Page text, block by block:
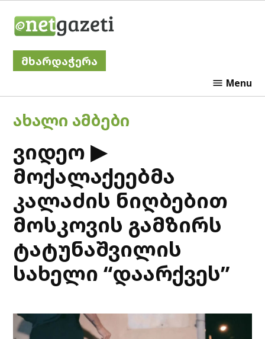
მხარდაჭერა
Menu
POSTED
ᲐᲮᲐᲚᲘ ᲐᲛᲑᲔᲑᲘ
ვიდეო ▶
მოქალაქეებმა
კალაძის ნიღბებით
მოსკოვის გამზირს
ტატუნაშვილის
სახელი “დაარქვეს”